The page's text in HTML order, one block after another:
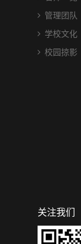
管理团队
学校文化
校园掠影
关注我们